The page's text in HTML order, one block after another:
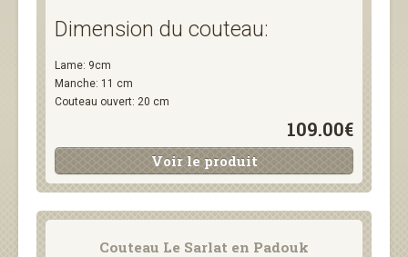
Dimension du couteau:
Lame: 9cm
Manche: 11 cm
Couteau ouvert: 20 cm
109.00€
Voir le produit
Couteau Le Sarlat en Padouk